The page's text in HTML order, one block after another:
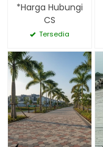
*Harga Hubungi
CS
Tersedia